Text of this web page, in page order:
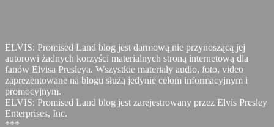
ELVIS: Promised Land blog jest darmową nie przynoszącą jej
autorowi żadnych korzyści materialnych stroną internetową dla
fanów Elvisa Presleya. Wszystkie materiały audio, foto, video
zaprezentowane na blogu służą jedynie celom informacyjnym i
promocyjnym.
ELVIS: Promised Land blog jest zarejestrowany przez Elvis Presley
Enterprises, Inc.
***